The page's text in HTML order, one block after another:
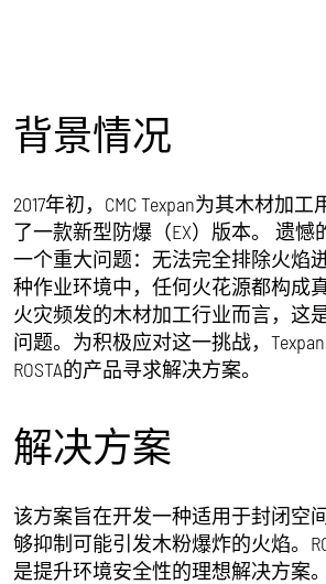
背景情况
2017年初，CMC Texpan为其木材加
了一款新型防爆（EX）版本。 遗憾
一个重大问题：无法完全排除火焰
种作业环境中，任何火花源都构成
火灾频发的木材加工行业而言，这
问题。为积极应对这一挑战，
ROSTA的产品寻求解决方案。
解决方案
该方案旨在开发一种适用于封闭空
够抑制可能引发木粉爆炸的火焰。
是提升环境安全性的理想解决方案